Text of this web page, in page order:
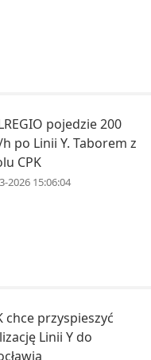
pojedzie 200
po Linii Y. Taborem z
CPK
2026 15:06:04
chce przyspieszyć
Linii Y do